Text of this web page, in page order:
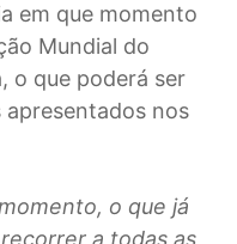
em que momento
Mundial do
o que poderá ser
nos
o que já
a todas as